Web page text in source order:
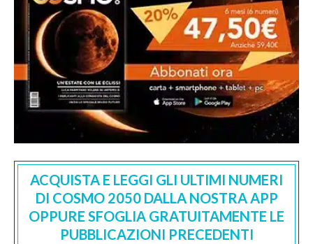
ACQUISTA E LEGGI GLI ULTIMI NUMERI
DI COSMO 2050 DALLA NOSTRA APP
OPPURE SFOGLIA GRATUITAMENTE LE
PUBBLICAZIONI PRECEDENTI